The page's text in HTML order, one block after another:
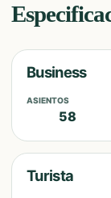
Business
ASIENTOS
58
Turista